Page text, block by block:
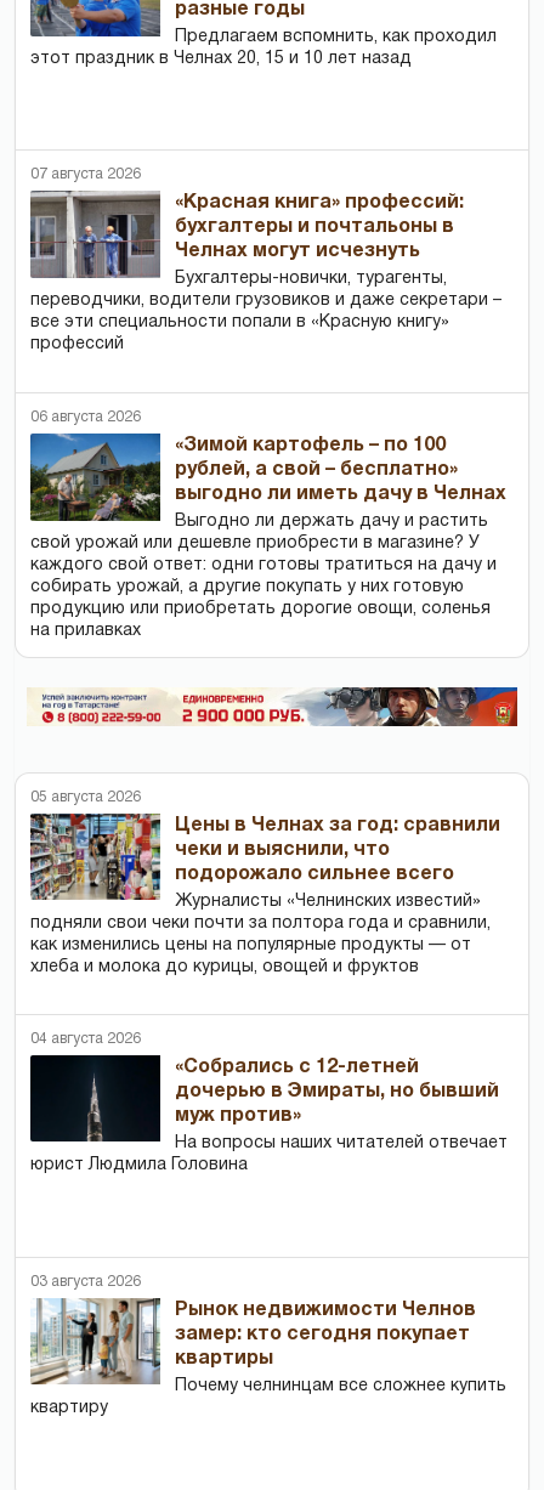
разные годы
Предлагаем вспомнить, как проходил
этот праздник в Челнах 20, 15 и 10 лет назад
07 августа 2026
«Красная книга» профессий:
бухгалтеры и почтальоны в
Челнах могут исчезнуть
Бухгалтеры-новички, тур­агенты,
переводчики, водители грузовиков и даже секретари –
все эти специальности попали в «Красную книгу»
профессий
06 августа 2026
«Зимой картофель – по 100
рублей, а свой – бесплатно»
выгодно ли иметь дачу в Челнах
Выгодно ли держать дачу и растить
свой урожай или дешевле приобрести в магазине? У
каждого свой ответ: одни готовы тратиться на дачу и
собирать урожай, а другие покупать у них готовую
продукцию или приобретать дорогие овощи, соленья
на прилавках
05 августа 2026
Цены в Челнах за год: сравнили
чеки и выяснили, что
подорожало сильнее всего
Журналисты «Челнинских известий»
подняли свои чеки почти за полтора года и сравнили,
как изменились цены на популярные продукты — от
хлеба и молока до курицы, овощей и фруктов
04 августа 2026
«Собрались с 12-летней
дочерью в Эмираты, но бывший
муж против»
На вопросы наших читателей отвечает
юрист Людмила Головина
03 августа 2026
Рынок недвижимости Челнов
замер: кто сегодня покупает
квартиры
Почему челнинцам все сложнее купить
квартиру